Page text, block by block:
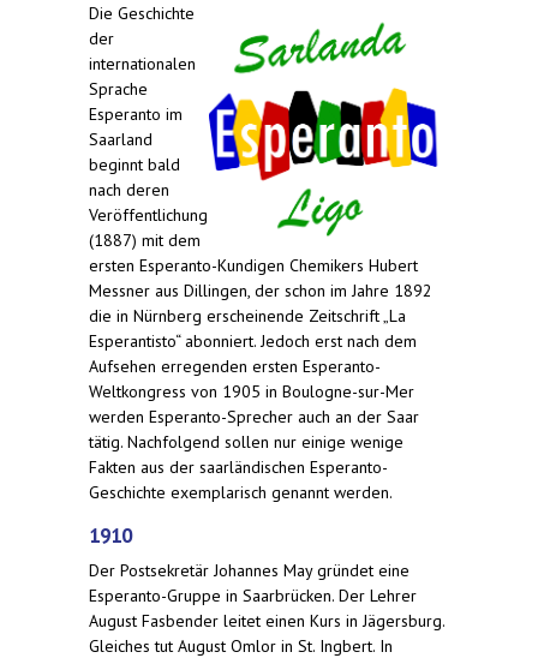
Die Geschichte
der
internationalen
Sprache
Esperanto im
Saarland
beginnt bald
nach deren
Veröffentlichung
(1887) mit dem
ersten Esperanto-Kundigen Chemikers Hubert
Messner aus Dillingen, der schon im Jahre 1892
die in Nürnberg erscheinende Zeitschrift „La
Esperantisto“ abonniert. Jedoch erst nach dem
Aufsehen erregenden ersten Esperanto-
Weltkongress von 1905 in Boulogne-sur-Mer
werden Esperanto-Sprecher auch an der Saar
tätig. Nachfolgend sollen nur einige wenige
Fakten aus der saarländischen Esperanto-
Geschichte exemplarisch genannt werden.
1910
Der Postsekretär Johannes May gründet eine
Esperanto-Gruppe in Saarbrücken. Der Lehrer
August Fasbender leitet einen Kurs in Jägersburg.
Gleiches tut August Omlor in St. Ingbert. In